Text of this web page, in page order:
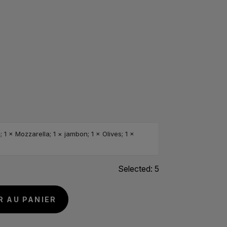
× Mozzarella; 1 × jambon; 1 × Olives; 1 ×
Selected: 5
AU PANIER